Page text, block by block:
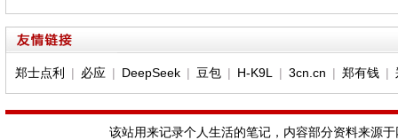
郑士点利 | 必应 | DeepSeek| 豆包| H-K9L | 3cn.cn | 郑有钱|
该站用来记录个人生活的笔记，内容部分资料来源